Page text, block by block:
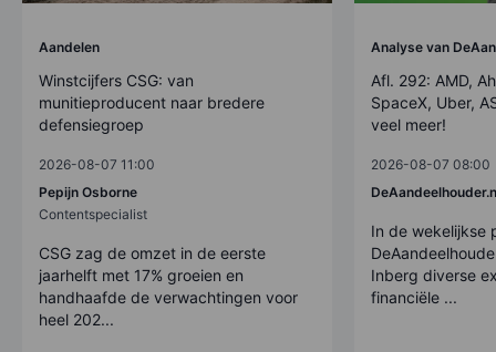
Aandelen
Winstcijfers CSG: van
munitieproducent naar bredere
defensiegroep
2026-08-07 11:00
Pepijn Osborne
Contentspecialist
CSG zag de omzet in de eerste
jaarhelft met 17% groeien en
handhaafde de verwachtingen voor
heel 202...
Analyse van
Afl. 292: AMD,
SpaceX, Uber,
veel meer!
2026-08-07 08:00
In de wekelijkse
Inberg diverse
financiële ...